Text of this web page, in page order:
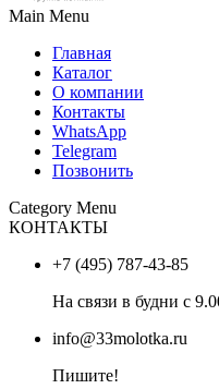
Main Menu
Главная
Каталог
О компании
Контакты
WhatsApp
Telegram
Позвонить
Category Menu
КОНТАКТЫ
+7 (495) 787-43-85
На связи в будни с
info@33molotka.ru
Пишите!